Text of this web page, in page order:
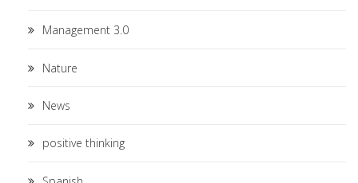
Management 3.0
Nature
News
positive thinking